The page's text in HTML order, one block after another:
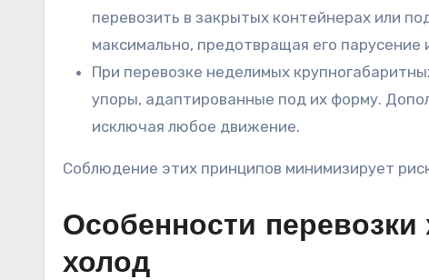
перевозить в закрытых контейнерах или
максимально, предотвращая его парусение
При перевозке неделимых
упоры, адаптированные под их форму.
исключая любое движение.
Соблюдение этих принципов минимизирует
Особенности
холод